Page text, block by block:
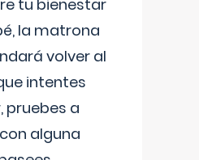
tu bienestar
la matrona
volver al
intentes
pruebes a
alguna